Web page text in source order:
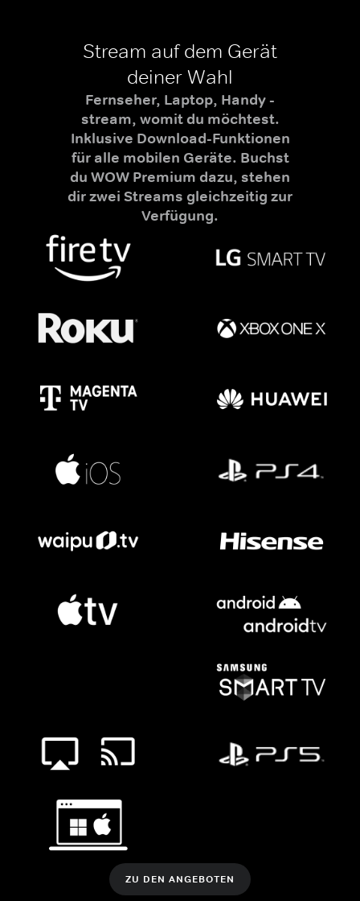
Stream auf dem Gerät
deiner Wahl
Fernseher, Laptop, Handy -
stream, womit du möchtest.
Inklusive Download-Funktionen
für alle mobilen Geräte. Buchst
du WOW Premium dazu, stehen
dir zwei Streams gleichzeitig zur
Verfügung.
ZU DEN ANGEBOTEN